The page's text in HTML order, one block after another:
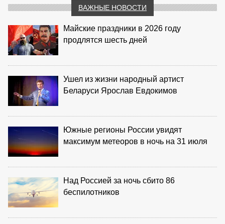
ВАЖНЫЕ НОВОСТИ
Майские праздники в 2026 году
продлятся шесть дней
Ушел из жизни народный артист
Беларуси Ярослав Евдокимов
Южные регионы России увидят
максимум метеоров в ночь на 31 июля
Над Россией за ночь сбито 86
беспилотников